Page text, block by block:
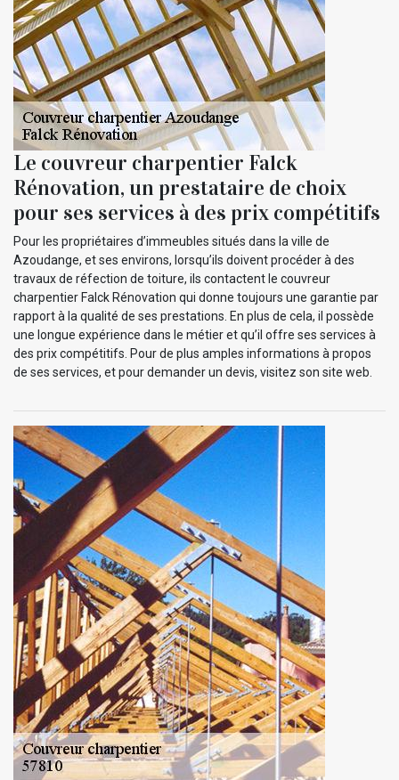
Le couvreur charpentier Falck
Rénovation, un prestataire de choix
pour ses services à des prix compétitifs
Pour les propriétaires d’immeubles situés dans la ville de
Azoudange, et ses environs, lorsqu’ils doivent procéder à des
travaux de réfection de toiture, ils contactent le couvreur
charpentier Falck Rénovation qui donne toujours une garantie par
rapport à la qualité de ses prestations. En plus de cela, il possède
une longue expérience dans le métier et qu’il offre ses services à
des prix compétitifs. Pour de plus amples informations à propos
de ses services, et pour demander un devis, visitez son site web.